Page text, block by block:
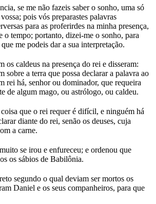
se me não fazeis saber o sonho, uma só
pois vós preparastes palavras
para as proferirdes na minha presença,
o tempo; portanto, dizei-me o sonho, para
me podeis dar a sua interpretação.
os caldeus na presença do rei e disseram:
sobre a terra que possa declarar a palavra ao
rei há, senhor ou dominador, que requeira
de algum mago, ou astrólogo, ou caldeu.
que o rei requer é difícil, e ninguém há
diante do rei, senão os deuses, cuja
a carne.
se irou e enfureceu; e ordenou que
os sábios de Babilônia.
segundo o qual deviam ser mortos os
Daniel e os seus companheiros, para que